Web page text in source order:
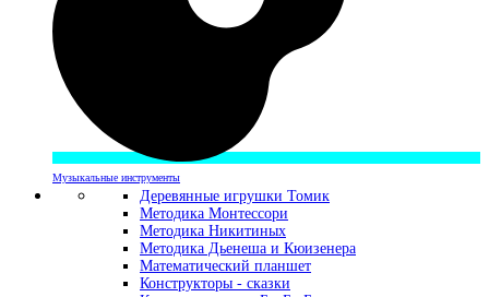
Музыкальные инструменты
Деревянные игрушки Томик
Методика Монтессори
Методика Никитиных
Методика Дьенеша и Кюизенера
Математический планшет
Конструкторы - сказки